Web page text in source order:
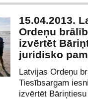
15.04.2013.
Ordeņu
izvērtēt
juridisko
Latvijas Ordeņu
Tiesībsargam
izvērtēt